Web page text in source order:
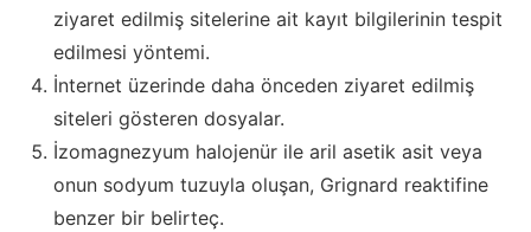
ziyaret edilmiş sitelerine ait kayıt bilgilerinin tespit
edilmesi yöntemi.
İnternet üzerinde daha önceden ziyaret edilmiş
siteleri gösteren dosyalar.
İzomagnezyum halojenür ile aril asetik asit veya
onun sodyum tuzuyla oluşan, Grignard reaktifine
benzer bir belirteç.